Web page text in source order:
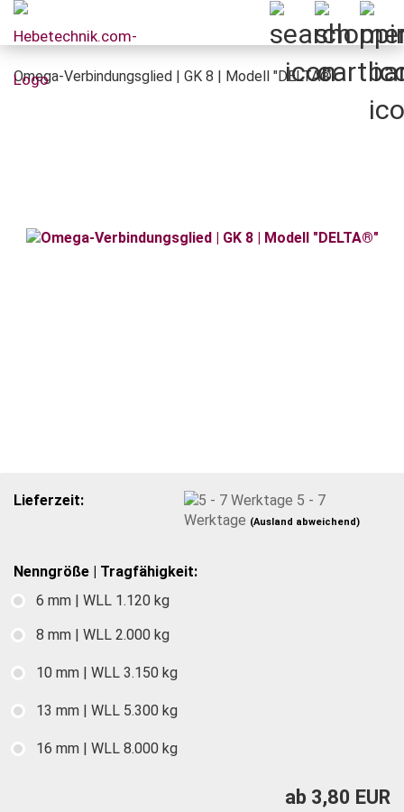
Omega-Verbindungsglied | GK 8 | Modell "DELTA®"
Lieferzeit:
5 - 7
Werktage (Ausland abweichend)
Nenngröße | Tragfähigkeit:
6 mm | WLL 1.120 kg
8 mm | WLL 2.000 kg
10 mm | WLL 3.150 kg
13 mm | WLL 5.300 kg
16 mm | WLL 8.000 kg
ab 3,80 EUR